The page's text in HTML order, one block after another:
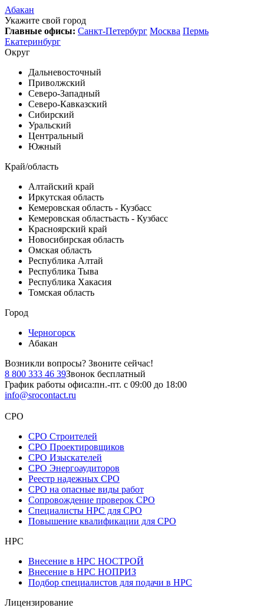
Абакан
Укажите свой город
Главные офисы: Санкт-Петербург Москва Пермь
Екатеринбург
Округ
Дальневосточный
Приволжский
Северо-Западный
Северо-Кавказский
Сибирский
Уральский
Центральный
Южный
Край/область
Алтайский край
Иркутская область
Кемеровская область - Кузбасс
Кемеровская областьасть - Кузбасс
Красноярский край
Новосибирская область
Омская область
Республика Алтай
Республика Тыва
Республика Хакасия
Томская область
Город
Черногорск
Абакан
Возникли вопросы? Звоните сейчас!
8 800 333 46 39Звонок бесплатный
График работы офиса:пн.-пт. с 09:00 до 18:00
info@srocontact.ru
СРО
СРО Строителей
СРО Проектировщиков
СРО Изыскателей
СРО Энергоаудиторов
Реестр надежных СРО
СРО на опасные виды работ
Сопровождение проверок СРО
Специалисты НРС для СРО
Повышение квалификации для СРО
НРС
Внесение в НРС НОСТРОЙ
Внесение в НРС НОПРИЗ
Подбор специалистов для подачи в НРС
Лицензирование